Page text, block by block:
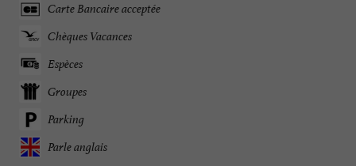
Carte Bancaire acceptée
Chèques Vacances
Espèces
Groupes
Parking
Parle anglais